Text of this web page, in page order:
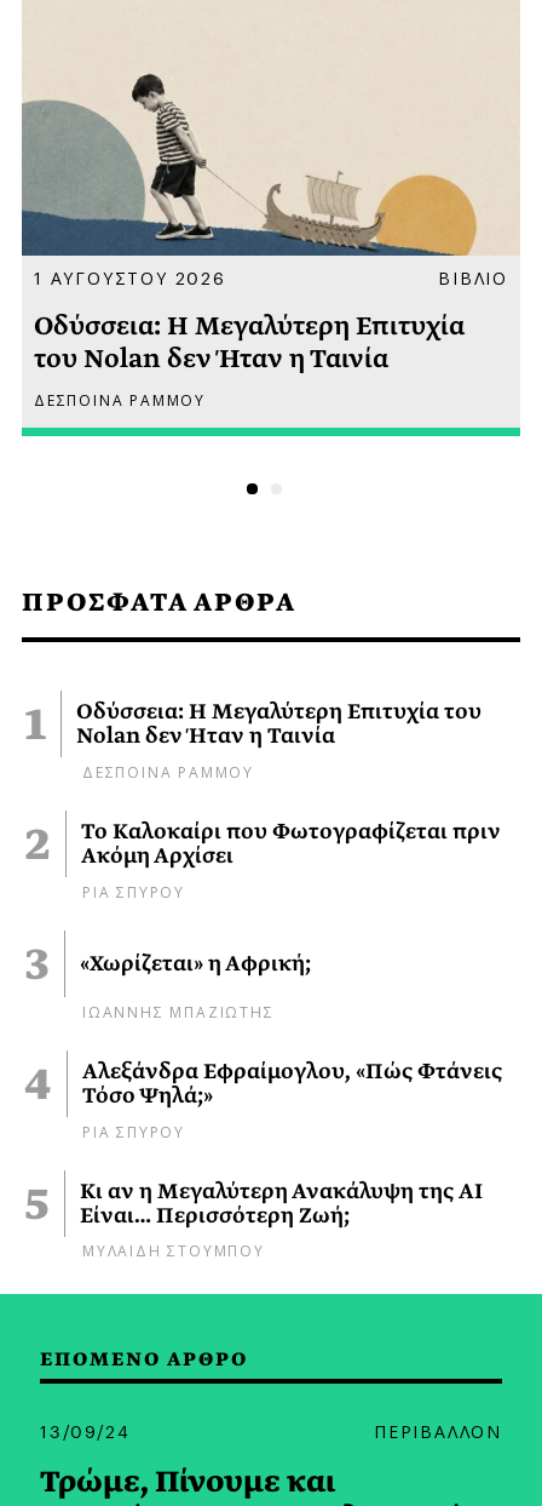
ΠΡΟΣΦΑΤΑ ΑΡΘΡΑ
Οδύσσεια: Η Μεγαλύτερη Επιτυχία του
Nolan δεν Ήταν η Ταινία
ΔΕΣΠΟΙΝΑ ΡΑΜΜΟΥ
Το Καλοκαίρι που Φωτογραφίζεται πριν
Ακόμη Αρχίσει
ΡΙΑ ΣΠΥΡΟΥ
«Χωρίζεται» η Αφρική;
ΙΩΑΝΝΗΣ ΜΠΑΖΙΩΤΗΣ
Αλεξάνδρα Εφραίμογλου, «Πώς Φτάνεις
Τόσο Ψηλά;»
ΡΙΑ ΣΠΥΡΟΥ
Κι αν η Μεγαλύτερη Ανακάλυψη της AI
Είναι… Περισσότερη Ζωή;
ΜΥΛΑΙΔΗ ΣΤΟΥΜΠΟΥ
1 ΑΥΓΟΥΣΤΟΥ 2026 ΒΙΒΛΙΟ
Οδύσσεια: Η Μεγαλύτερη Επιτυχία
του Nolan δεν Ήταν η Ταινία
ΔΕΣΠΟΙΝΑ ΡΑΜΜΟΥ
ΕΠΟΜΕΝΟ ΑΡΘΡΟ
13/09/24 ΠΕΡΙΒΑΛΛΟΝ
Τρώμε, Πίνουμε και